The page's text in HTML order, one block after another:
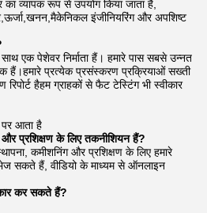
व्यापक रूप से उपयोग किया जाता है,
इंजीनियरिंग और अपशिष्ट
एक पेशेवर निर्माता हैं। हमारे पास सबसे उन्नत
प्रत्येक प्रसंस्करण प्रक्रियाओं सख्ती
रिपोर्ट हैहम ग्राहकों से फैट टेस्टिंग भी स्वीकार
पर आता है
प्रशिक्षण के लिए तकनीशियन हैं?
कमीशनिंग और प्रशिक्षण के लिए हमारे
सकते हैं, वीडियो के माध्यम से ऑनलाइन
कर सकते हैं?